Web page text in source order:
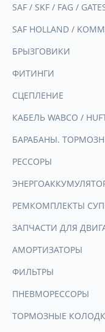
SAF / SKF / FAG /
SAF HOLLAND /
БРЫЗГОВИКИ
ФИТИНГИ
СЦЕПЛЕНИЕ
КАБЕЛЬ WABCO /
БАРАБАНЫ.
РЕССОРЫ
РЕМКОМПЛЕКТЫ
ЗАПЧАСТИ ДЛЯ
АМОРТИЗАТОРЫ
ФИЛЬТРЫ
ПНЕВМОРЕССОРЫ
ТОРМОЗНЫЕ